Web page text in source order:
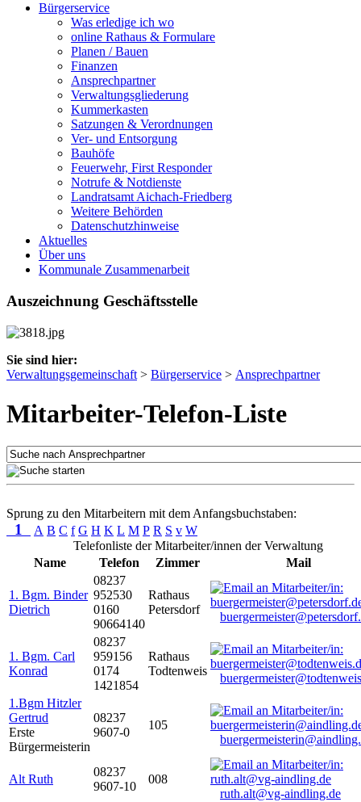
Bürgerservice
Was erledige ich wo
online Rathaus & Formulare
Planen / Bauen
Finanzen
Ansprechpartner
Verwaltungsgliederung
Kummerkasten
Satzungen & Verordnungen
Ver- und Entsorgung
Bauhöfe
Feuerwehr, First Responder
Notrufe & Notdienste
Landratsamt Aichach-Friedberg
Weitere Behörden
Datenschutzhinweise
Aktuelles
Über uns
Kommunale Zusammenarbeit
Auszeichnung Geschäftsstelle
Sie sind hier:
Verwaltungsgemeinschaft > Bürgerservice > Ansprechpartner
Mitarbeiter-Telefon-Liste
Sprung zu den Mitarbeitern mit dem Anfangsbuchstaben:
1 A B C f G H K L M P R S v W
Telefonliste der Mitarbeiter/innen der Verwaltung
Name
Telefon Zimmer Mail
1. Bgm. Binder
Dietrich
08237
952530
0160
90664140
Rathaus
Petersdorf
1. Bgm. Carl
Konrad
08237
959156
0174
1421854
Rathaus
Todtenweis
1.Bgm Hitzler
Gertrud
Erste
Bürgermeisterin
08237
9607-0
105
Alt Ruth
08237
9607-10
008
ruth.alt@vg-aindling.de